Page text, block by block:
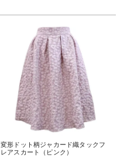
変形ドット柄ジャカード織タックフ
レアスカート（ピンク）